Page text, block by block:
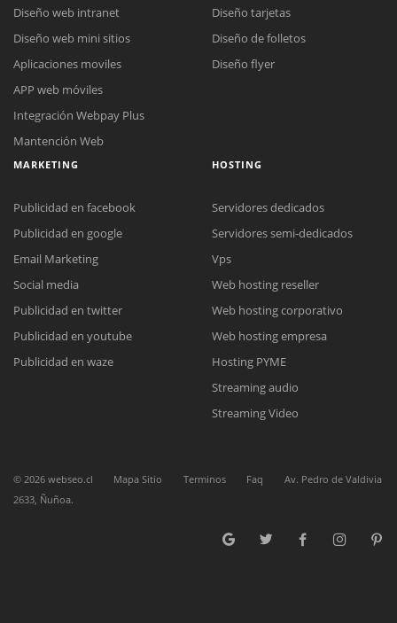
Reunión online
Nuestros ejecutivos le enviarán un correo electrónico con el enlace a
Meet para la reunión online.
Cotización
Complete el formulario y nos contactaremos a la brevedad.
Chat Online
para enviarnos un correo electrónico con sus datos personales.
Diseño web intranet
Diseño web mini sitios
Aplicaciones moviles
APP web móviles
Integración Webpay Plus
Mantención Web
Diseño tarjetas
Diseño de folletos
Diseño flyer
MARKETING
Publicidad en facebook
Publicidad en google
Email Marketing
Social media
Publicidad en twitter
Publicidad en youtube
Publicidad en waze
HOSTING
Servidores dedicados
Servidores semi-dedicados
Vps
Web hosting reseller
Web hosting corporativo
Web hosting empresa
Hosting PYME
Streaming audio
Streaming Video
© 2026 webseo.cl Mapa Sitio Terminos Faq
Av. Pedro de Valdivia
2633, Ñuñoa.